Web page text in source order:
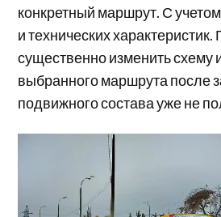
конкретный маршрут. С
и технических характеристик.
существенно изменить схему
выбранного маршрута после
подвижного состава уже не